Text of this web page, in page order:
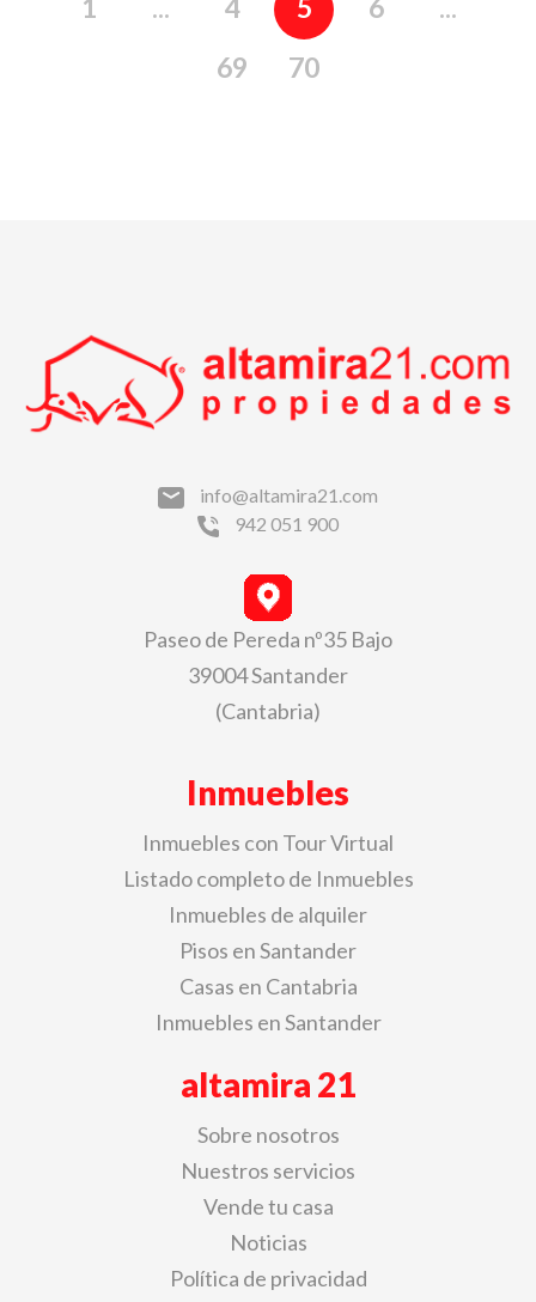
1 ... 4 5 6
...
69
70
info@altamira21.com
942 051 900
Paseo de Pereda nº35 Bajo
39004 Santander
(Cantabria)
Inmuebles
Inmuebles con Tour Virtual
Listado completo de Inmuebles
Inmuebles de alquiler
Pisos en Santander
Casas en Cantabria
Inmuebles en Santander
altamira 21
Sobre nosotros
Nuestros servicios
Vende tu casa
Noticias
Política de privacidad